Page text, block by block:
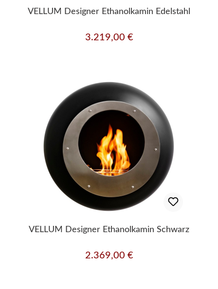
VELLUM Designer Ethanolkamin Edelstahl
Regulärer Preis:
3.219,00 €
VELLUM Designer Ethanolkamin Schwarz
Regulärer Preis:
2.369,00 €